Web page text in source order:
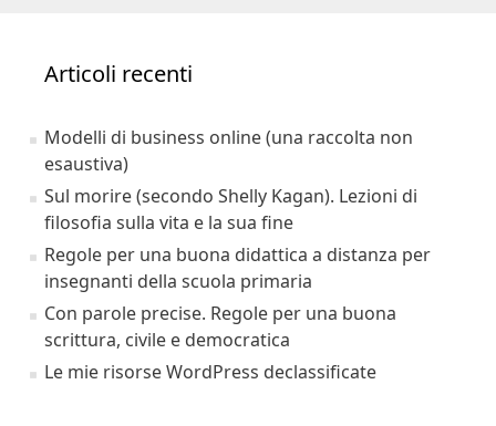
Articoli recenti
Modelli di business online (una raccolta non
esaustiva)
Sul morire (secondo Shelly Kagan). Lezioni di
filosofia sulla vita e la sua fine
Regole per una buona didattica a distanza per
insegnanti della scuola primaria
Con parole precise. Regole per una buona
scrittura, civile e democratica
Le mie risorse WordPress declassificate